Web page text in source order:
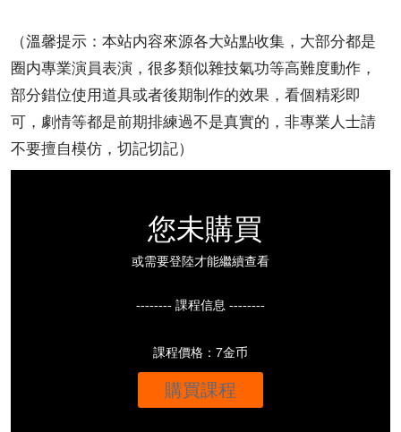
（溫馨提示：本站内容來源各大站點收集，大部分都是
圈内專業演員表演，很多類似雜技氣功等高難度動作，
部分錯位使用道具或者後期制作的效果，看個精彩即
可，劇情等都是前期排練過不是真實的，非專業人士請
不要擅自模仿，切記切記）
您未購買
或需要登陸才能繼續查看
-------- 課程信息 --------
課程價格：7金币
購買課程